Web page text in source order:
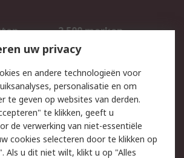
2.500 merken
Inkoopoplossingen
Email veiligheid
Websitevoorwaarden
uw privacy
en andere technologieën voor
personalisatie en om
te geven op websites van derden.
te klikken, geeft u
de verwerking van niet-essentiële
cookies selecteren door te klikken op
Als u dit niet wilt, klikt u op "Alles